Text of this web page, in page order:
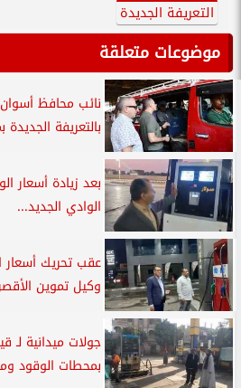
التعريفة الجديدة
موضوعات متعلقة
نائب محافظ أسوان
بالتعريفة
بعد زيادة أسعار
الوادي الجديد...
عقب تحريك أسعار
وكيل تموين
جولات ميدانية لـ
بمحطات الوقود